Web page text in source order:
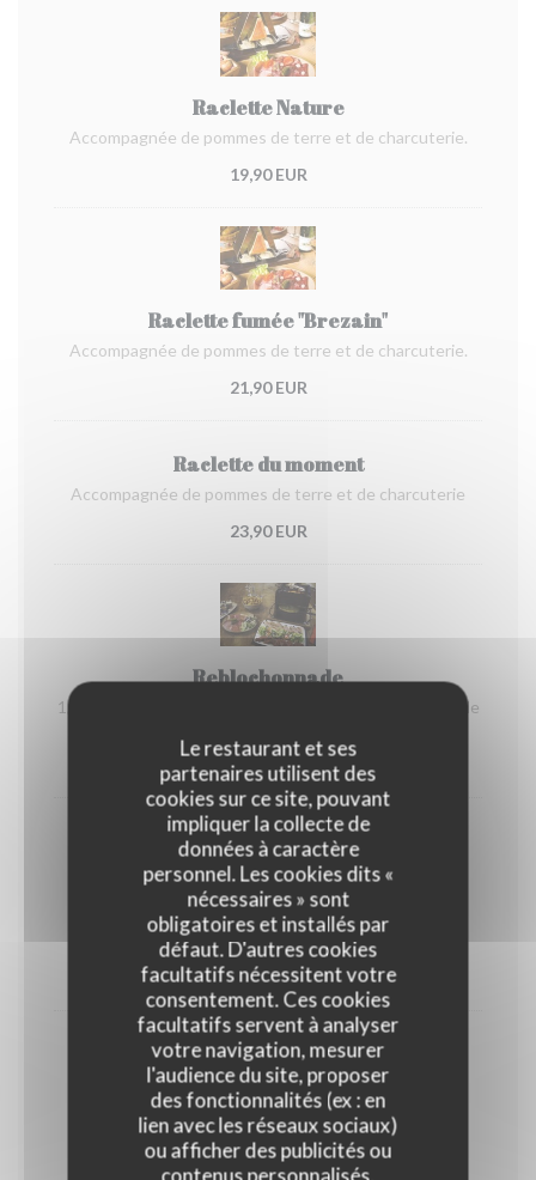
Le restaurant et ses
partenaires utilisent des
cookies sur ce site, pouvant
impliquer la collecte de
données à caractère
personnel. Les cookies dits «
nécessaires » sont
obligatoires et installés par
défaut. D'autres cookies
facultatifs nécessitent votre
consentement. Ces cookies
facultatifs servent à analyser
votre navigation, mesurer
l'audience du site, proposer
des fonctionnalités (ex : en
lien avec les réseaux sociaux)
ou afficher des publicités ou
Raclette Nature
Accompagnée de pommes de terre et de charcuterie.
19,90 EUR
Raclette fumée "Brezain"
Accompagnée de pommes de terre et de charcuterie.
21,90 EUR
Raclette du moment
Accompagnée de pommes de terre et de charcuterie
23,90 EUR
Reblochonnade
1/2 Reblochon à faire fondre soi-même Accompagnée de
23,50 EUR
Brasérade
Viandes de bœuf et de volaille à cuire soi-même
23,50 EUR
Potence
Viande de bœuf flambée au whisky, sur table
Accompagnée de son gratin savoyard.